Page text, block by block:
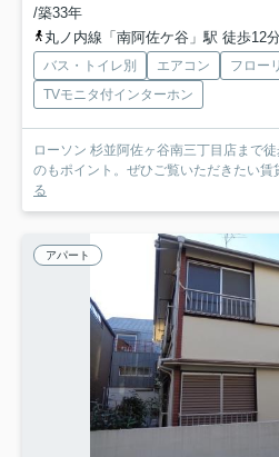
/築33年
丸ノ内線「南阿佐ケ谷」駅 徒歩12
バス・トイレ別 エアコン フロー
TVモニタ付インターホン
ローソン 杉並阿佐ヶ谷南三丁目店まで
のもポイント。ぜひご覧いただきたい賃
る
アパート